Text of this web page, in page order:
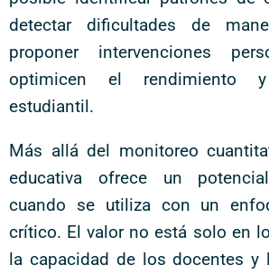
detectar dificultades de
proponer intervenciones
optimicen el rendimiento
estudiantil.
Más allá del monitoreo
educativa ofrece un
cuando se utiliza con un
crítico. El valor no está solo en
la capacidad de los docentes y